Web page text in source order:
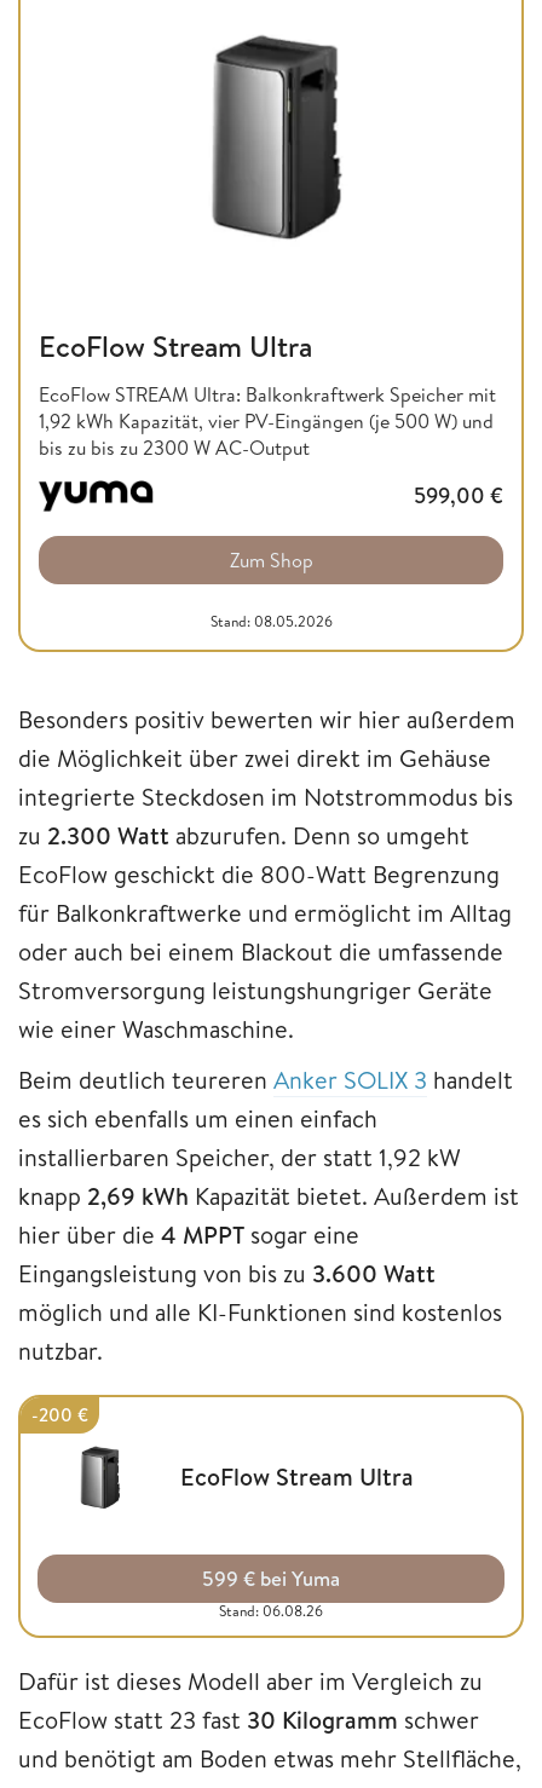
EcoFlow Stream Ultra
EcoFlow STREAM Ultra: Balkonkraftwerk Speicher mit
1,92 kWh Kapazität, vier PV-Eingängen (je 500 W) und
bis zu bis zu 2300 W AC-Output
599,00 €
Zum Shop
Stand: 08.05.2026
Besonders positiv bewerten wir hier außerdem
die Möglichkeit über zwei direkt im Gehäuse
integrierte Steckdosen im Notstrommodus bis
zu 2.300 Watt abzurufen. Denn so umgeht
EcoFlow geschickt die 800-Watt Begrenzung
für Balkonkraftwerke und ermöglicht im Alltag
oder auch bei einem Blackout die umfassende
Stromversorgung leistungshungriger Geräte
wie einer Waschmaschine.
Beim deutlich teureren Anker SOLIX 3 handelt
es sich ebenfalls um einen einfach
installierbaren Speicher, der statt 1,92 kW
knapp 2,69 kWh Kapazität bietet. Außerdem ist
hier über die 4 MPPT sogar eine
Eingangsleistung von bis zu 3.600 Watt
möglich und alle KI-Funktionen sind kostenlos
nutzbar.
-200 €
EcoFlow Stream Ultra
599 € bei Yuma
Stand: 06.08.26
Dafür ist dieses Modell aber im Vergleich zu
EcoFlow statt 23 fast 30 Kilogramm schwer
und benötigt am Boden etwas mehr Stellfläche,